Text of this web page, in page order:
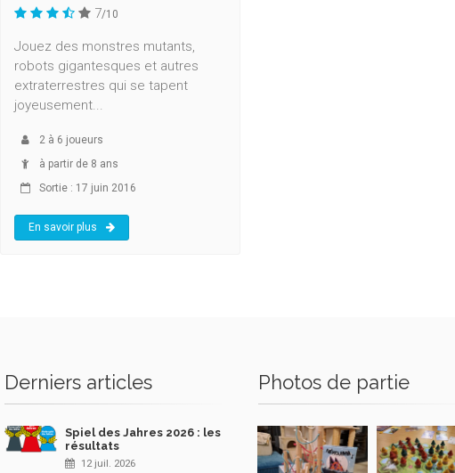
7/10
Jouez des monstres mutants,
robots gigantesques et autres
extraterrestres qui se tapent
joyeusement...
2 à 6 joueurs
à partir de 8 ans
Sortie : 17 juin 2016
En savoir plus
Derniers articles
Spiel des Jahres 2026 : les
résultats
12 juil. 2026
Photos de partie